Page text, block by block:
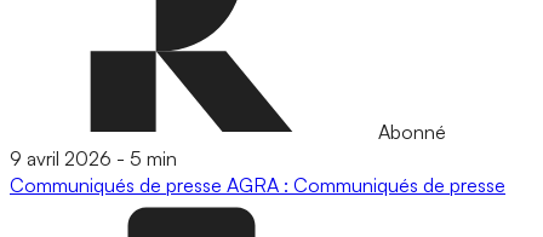
Abonné
9 avril 2026 - 5 min
Communiqués de presse AGRA : Communiqués de presse